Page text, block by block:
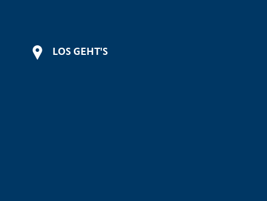
LOS GEHT'S